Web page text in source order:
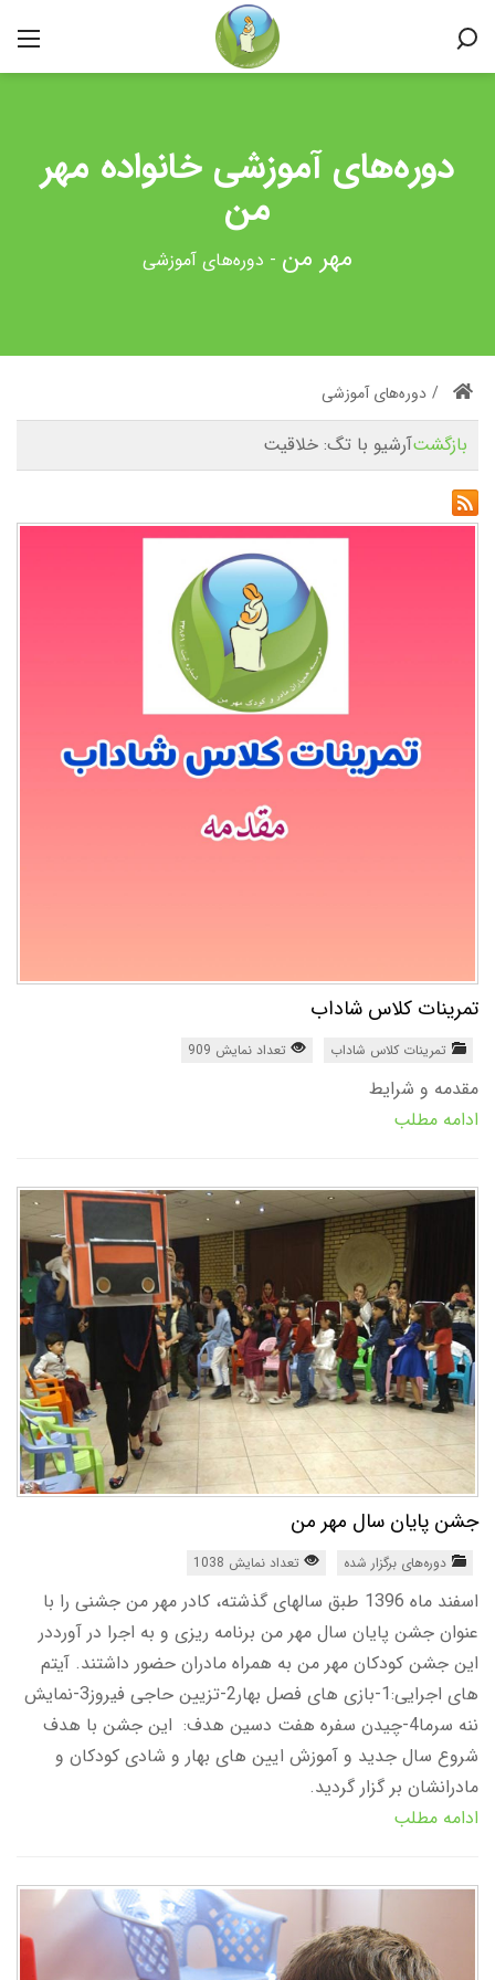
دوره‌های آموزشی خانواده مهر
من
- دوره‌های آموزشی
/ دوره‌های آموزشی
آرشیو با تگ: خلاقیت بازگشت
تمرینات کلاس شاداب
تمرینات کلاس شاداب تعداد نمایش 909
مقدمه و شرایط
ادامه مطلب
جشن پایان سال مهر من
دوره‌های برگزار شده تعداد نمایش 1038
اسفند ماه 1396 طبق سالهای گذشته، کادر مهر من جشنی را با
عنوان جشن پایان سال مهر من برنامه ریزی و به اجرا در آورددر
این جشن کودکان مهر من به همراه مادران حضور داشتند. آیتم
های اجرایی:1-بازی های فصل بهار2-تزیین حاجی فیروز3-نمایش
ننه سرما4-چیدن سفره هفت دسین هدف: این جشن با هدف
شروع سال جدید و آموزش ایین های بهار و شادی کودکان و
مادرانشان بر گزار گردید.
ادامه مطلب